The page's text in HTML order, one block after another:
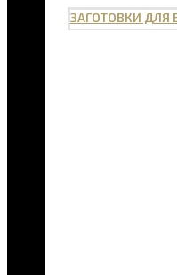
ЗАГОТОВКИ ДЛЯ